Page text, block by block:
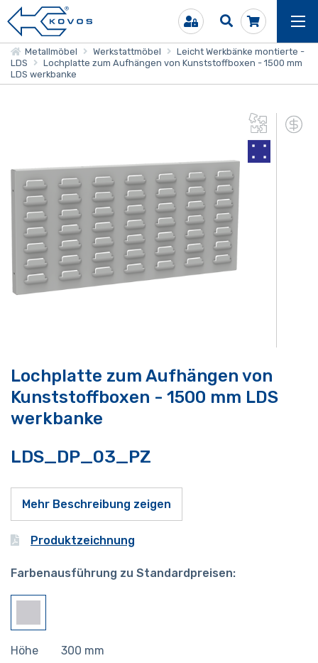
Metallmöbel Werkstattmöbel
Leicht Werkbänke montierte -
LDS
Lochplatte zum Aufhängen von Kunststoffboxen - 1500 mm
LDS werkbanke
Lochplatte zum Aufhängen von
Kunststoffboxen - 1500 mm LDS
werkbanke
LDS_DP_03_PZ
Mehr Beschreibung zeigen
Produktzeichnung
Farbenausführung zu Standardpreisen:
Höhe 300 mm